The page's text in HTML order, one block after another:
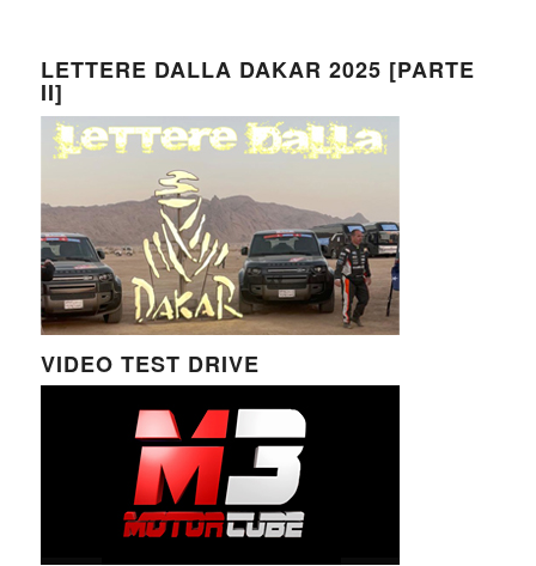
LETTERE DALLA DAKAR 2025 [PARTE
II]
VIDEO TEST DRIVE